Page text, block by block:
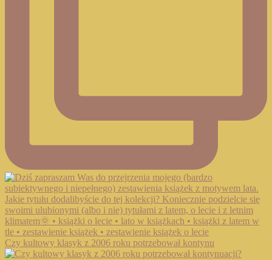
Czy kultowy klasyk z 2006 roku potrzebował kontynu